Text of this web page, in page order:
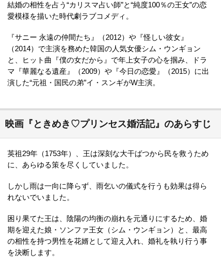
結婚の相性を占う“カリスマ占い師”と“純度100％の王女”の恋
愛模様を描いた時代劇ラブコメディ。
『サニー 永遠の仲間たち』（2012）や『怪しい彼女』
（2014）で主演を務めた韓国の人気女優シム・ウンギョン
と、ヒット曲『僕の女だから』で年上女子の心を掴み、ドラ
マ『華麗なる遺産』（2009）や『今日の恋愛』（2015）に出
演した“元祖・国民の弟”イ・スンギがW主演。
映画『ときめき♡プリンセス婚活記』のあらすじ
英祖29年（1753年）、王は深刻な大干ばつから民を救うため
に、あらゆる策を尽くしていました。
しかし雨は一向に降らず、雨乞いの儀式を行うも効果は得ら
れないでいました。
困り果てた王は、陰陽の均衡の崩れを元通りにするため、婚
期を迎えた娘・ソンファ王女（シム・ウンギョン）と、最高
の相性を持つ男性を花婿として迎え入れ、婚礼を執り行う事
を決断します。